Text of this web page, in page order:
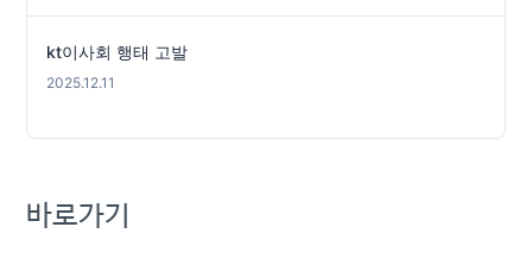
kt이사회 행태 고발
2025.12.11
바로가기